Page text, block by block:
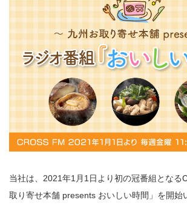
当社は、2021年1月1日より初の冠番組となる
取り寄せ本舗 presents おいしい時間」を開始